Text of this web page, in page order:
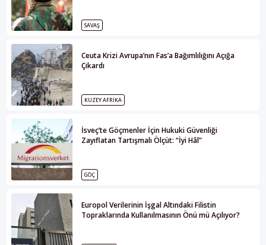
SAVAŞ
Ceuta Krizi Avrupa’nın Fas’a Bağımlılığını Açığa
Çıkardı
KUZEY AFRIKA
İsveç’te Göçmenler İçin Hukuki Güvenliği
Zayıflatan Tartışmalı Ölçüt: “İyi Hâl”
GÖÇ
Europol Verilerinin İşgal Altındaki Filistin
Topraklarında Kullanılmasının Önü mü Açılıyor?